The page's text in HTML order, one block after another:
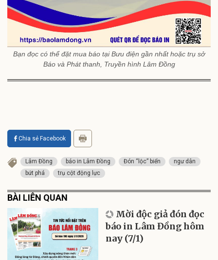
Bạn đọc có thể đặt mua báo tại Bưu điện gần nhất hoặc trụ sở
Báo và Phát thanh, Truyền hình Lâm Đồng
Chia sẻ Facebook
Lâm Đồng báo in Lâm Đồng Đón “lộc” biển
ngư dân
bứt phá
trụ cột động lực
BÀI LIÊN QUAN
Mời độc giả đón đọc
báo in Lâm Đồng hôm
nay (7/1)